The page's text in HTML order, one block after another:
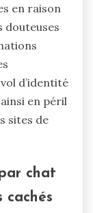
en raison
douteuses
d’identité
en péril
sites de
chat
cachés